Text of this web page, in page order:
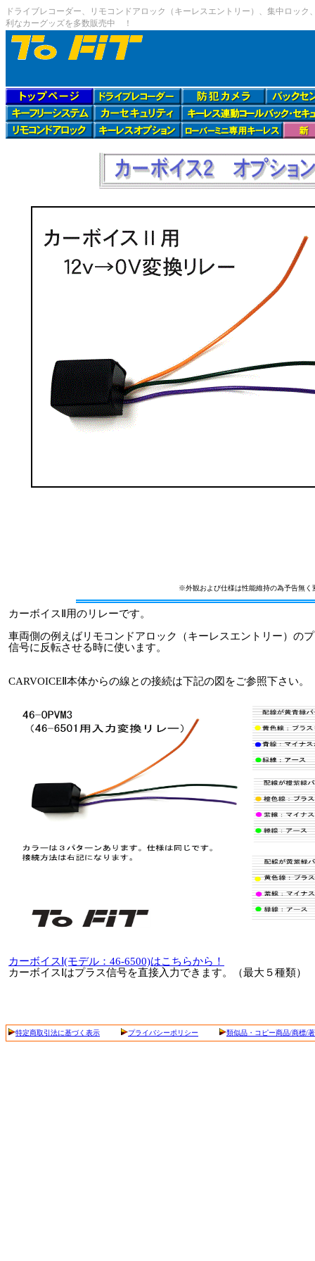
ドライブレコーダー、リモコンドアロック（キーレスエントリー）、集中ロッ
利なカーグッズを多数販売中 ！
※外観および仕様は性能維持の為予告無く
カーボイスⅡ用のリレーです。
車両側の例えばリモコンドアロック（キーレスエントリー）の
信号に反転させる時に使います。
CARVOICEⅡ本体からの線との接続は下記の図をご参照下さい。
カーボイスⅠ(モデル：46-6500)はこちらから！
カーボイスⅠはプラス信号を直接入力できます。（最大５種類）
特定商取引法に基づく表示 プライバシーポリシー 類似品・コピー商品/商標/